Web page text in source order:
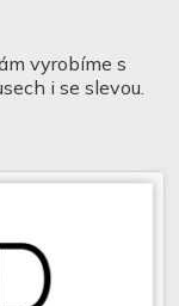
vyrobíme s
i se slevou.